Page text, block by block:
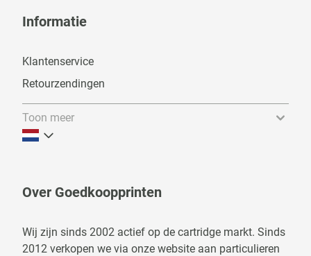
Informatie
Klantenservice
Retourzendingen
Toon meer
Over Goedkoopprinten
Wij zijn sinds 2002 actief op de cartridge markt. Sinds
2012 verkopen we via onze website aan particulieren